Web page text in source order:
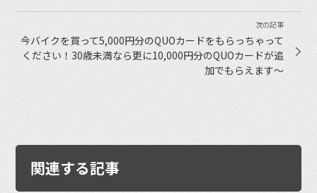
今バイクを買って5,000円分のQUOカードをもらっちゃって
ください！30歳未満なら更に10,000円分のQUOカードが追
加でもらえます〜
関連する記事